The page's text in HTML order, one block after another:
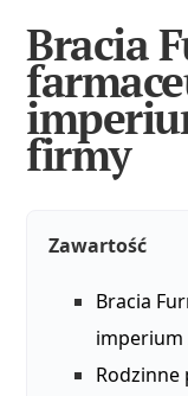
Bracia
firmy
Zawartość
Bracia
Rodzinne